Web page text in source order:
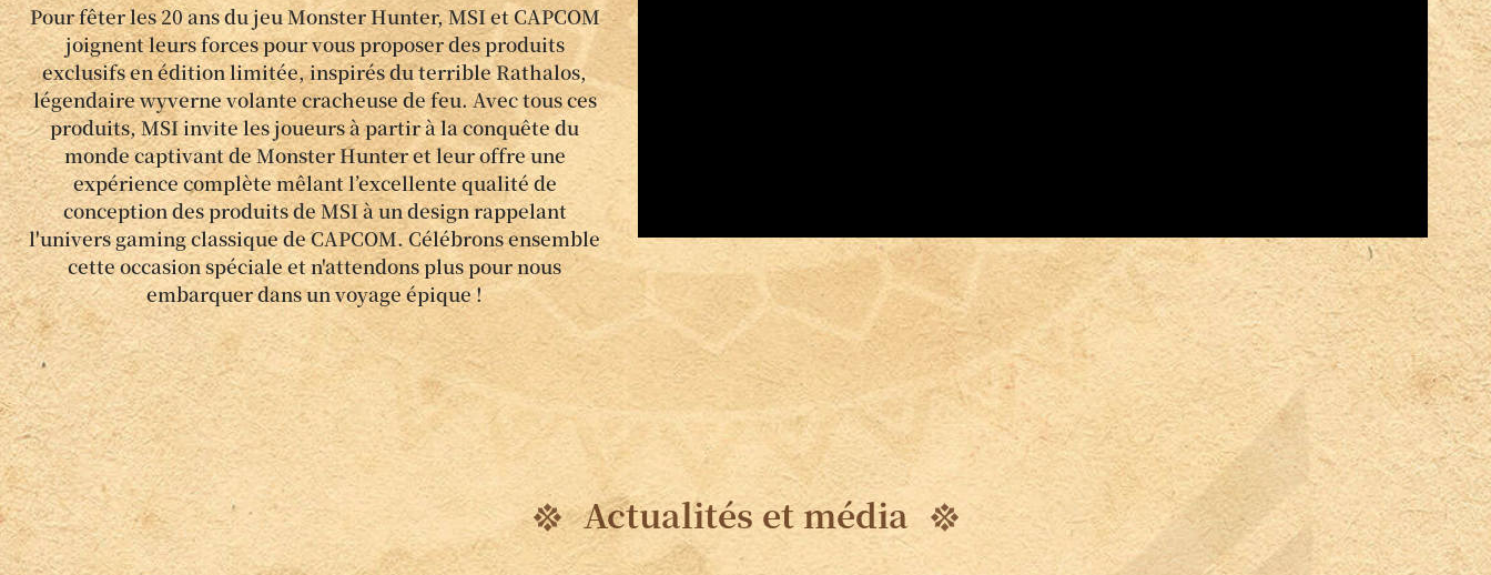
Pour fêter les 20 ans du jeu Monster Hunter, MSI et CAPCOM
joignent leurs forces pour vous proposer des produits
exclusifs en édition limitée, inspirés du terrible Rathalos,
légendaire wyverne volante cracheuse de feu. Avec tous ces
produits, MSI invite les joueurs à partir à la conquête du
monde captivant de Monster Hunter et leur offre une
expérience complète mêlant l’excellente qualité de
conception des produits de MSI à un design rappelant
l'univers gaming classique de CAPCOM. Célébrons ensemble
cette occasion spéciale et n'attendons plus pour nous
embarquer dans un voyage épique !
Actualités et média